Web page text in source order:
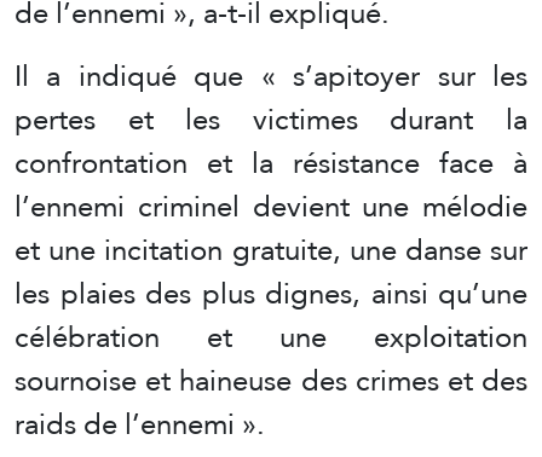
de l’ennemi », a-t-il expliqué.
Il a indiqué que « s’apitoyer sur les
pertes et les victimes durant la
confrontation et la résistance face à
l’ennemi criminel devient une mélodie
et une incitation gratuite, une danse sur
les plaies des plus dignes, ainsi qu’une
célébration et une exploitation
sournoise et haineuse des crimes et des
raids de l’ennemi ».